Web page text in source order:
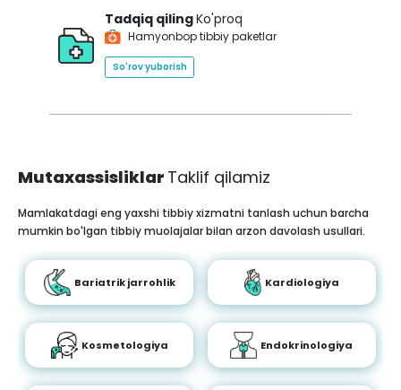
Tadqiq qilingKo'proq
Hamyonbop tibbiy paketlar
So'rov yuborish
Mutaxassisliklar Taklif qilamiz
Mamlakatdagi eng yaxshi tibbiy xizmatni tanlash uchun barcha
mumkin bo'lgan tibbiy muolajalar bilan arzon davolash usullari.
Bariatrik jarrohlik Kardiologiya
Kosmetologiya Endokrinologiya